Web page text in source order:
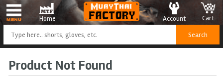
Home Cart
Account
Product Not Found